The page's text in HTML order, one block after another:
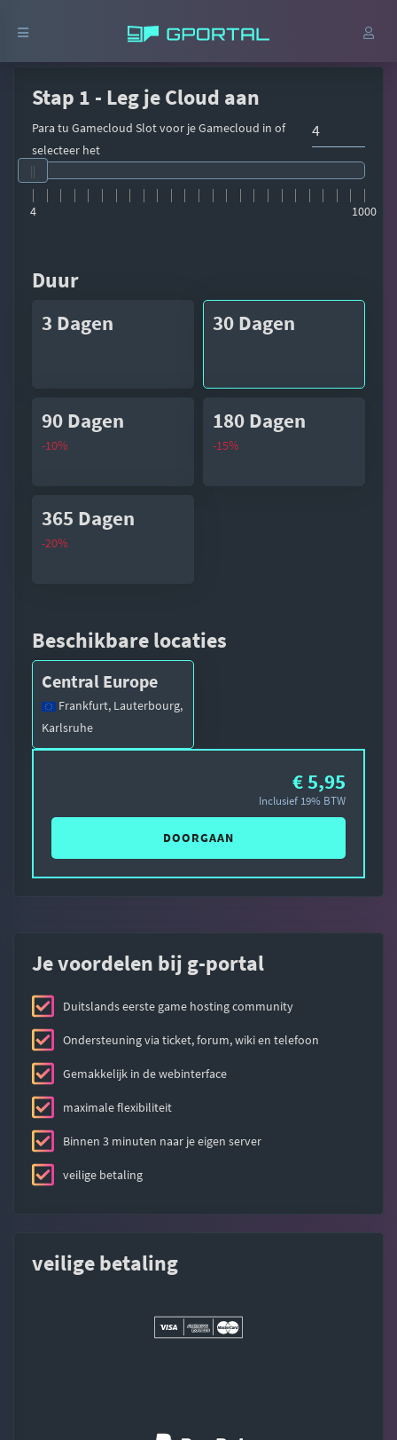
Stap 1 - Leg je Cloud aan
Para tu Gamecloud Slot voor je Gamecloud in of
selecteer het
4 1000
Duur
3 Dagen 30 Dagen
90 Dagen
-10%
180 Dagen
-15%
365 Dagen
-20%
Beschikbare locaties
Central Europe
Frankfurt, Lauterbourg,
Karlsruhe
€ 5,95
Inclusief 19% BTW
DOORGAAN
Je voordelen bij g-portal
Duitslands eerste game hosting community
Ondersteuning via ticket, forum, wiki en telefoon
Gemakkelijk in de webinterface
maximale flexibiliteit
Binnen 3 minuten naar je eigen server
veilige betaling
veilige betaling